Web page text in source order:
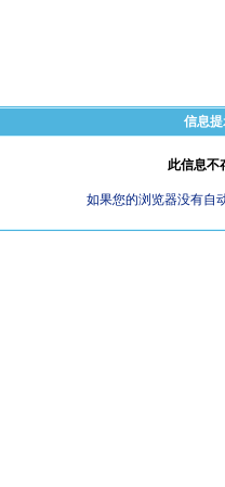
信息
此信息不
如果您的浏览器没有自